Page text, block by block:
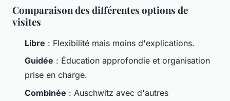
Comparaison des différentes options de
visites
Libre : Flexibilité mais moins d'explications.
Guidée : Éducation approfondie et organisation
prise en charge.
Combinée : Auschwitz avec d'autres